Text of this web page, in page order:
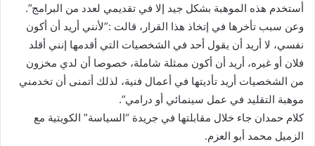
أستخدم هذه الموهبة بشكل جيد إلا في تقديمي لعدد من البرامج”.
وعن سبب تأخرها في إتخاذ هذا القرار، قالت :”لأنني أريد أن أكون
نفسي، لا أريد أن يقول أحد في الشخصيات التي أقدمها إنني أقلد
فلان أو غيره، أريد أن أكون ممثلة شاملة، خصوصا أن لدي مخزون
من الشخصيات أريد تأديتها في أعمال فنية، لذلك أتمنى أن تخدمني
موهبة التقليد في عمل سينمائي أو درامي”.
كلام حمدان جاء خلال مقابلتها في جريدة “السياسة” الكويتية مع
الزميل محمد أبو العزم.